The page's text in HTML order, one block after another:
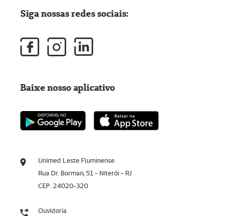
Unimed Leste Fluminense
Rua Dr. Borman, 51 - Niterói - RJ
CEP: 24020-320
Ouvidoria
Siga nossas redes sociais:
Baixe nosso aplicativo